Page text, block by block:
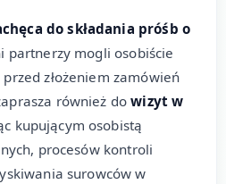
do składania próśb o
partnerzy mogli osobiście
złożeniem zamówień
również dowizyt w
kupującym osobistą
procesów kontroli
surowców w